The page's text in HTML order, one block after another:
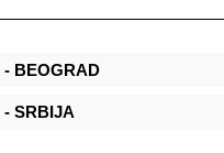
BEOGRAD
SRBIJA